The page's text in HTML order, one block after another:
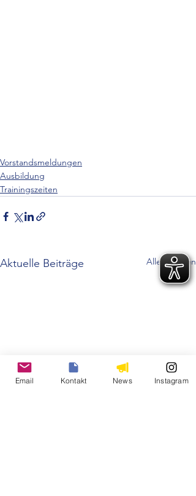
Vorstandsmeldungen
Ausbildung
Trainingszeiten
Aktuelle Beiträge Alle ansehen
Email Kontakt News Instagram